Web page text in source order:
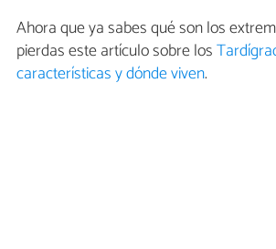
Ahora que ya sabes qué son los
pierdas este artículo sobre los
características y dónde viven.